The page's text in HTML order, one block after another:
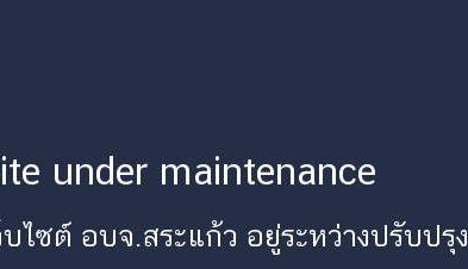
under maintenance
บไซต์ อบจ.สระแก้ว อยู่ระหว่างปรับปรุง